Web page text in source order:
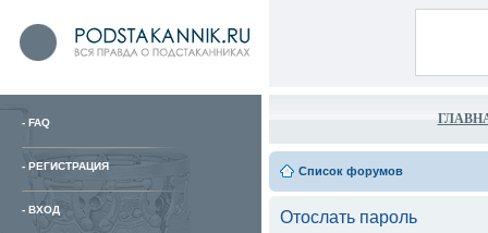
- FAQ
- РЕГИСТРАЦИЯ
- ВХОД
Список форумов
Отослать пароль